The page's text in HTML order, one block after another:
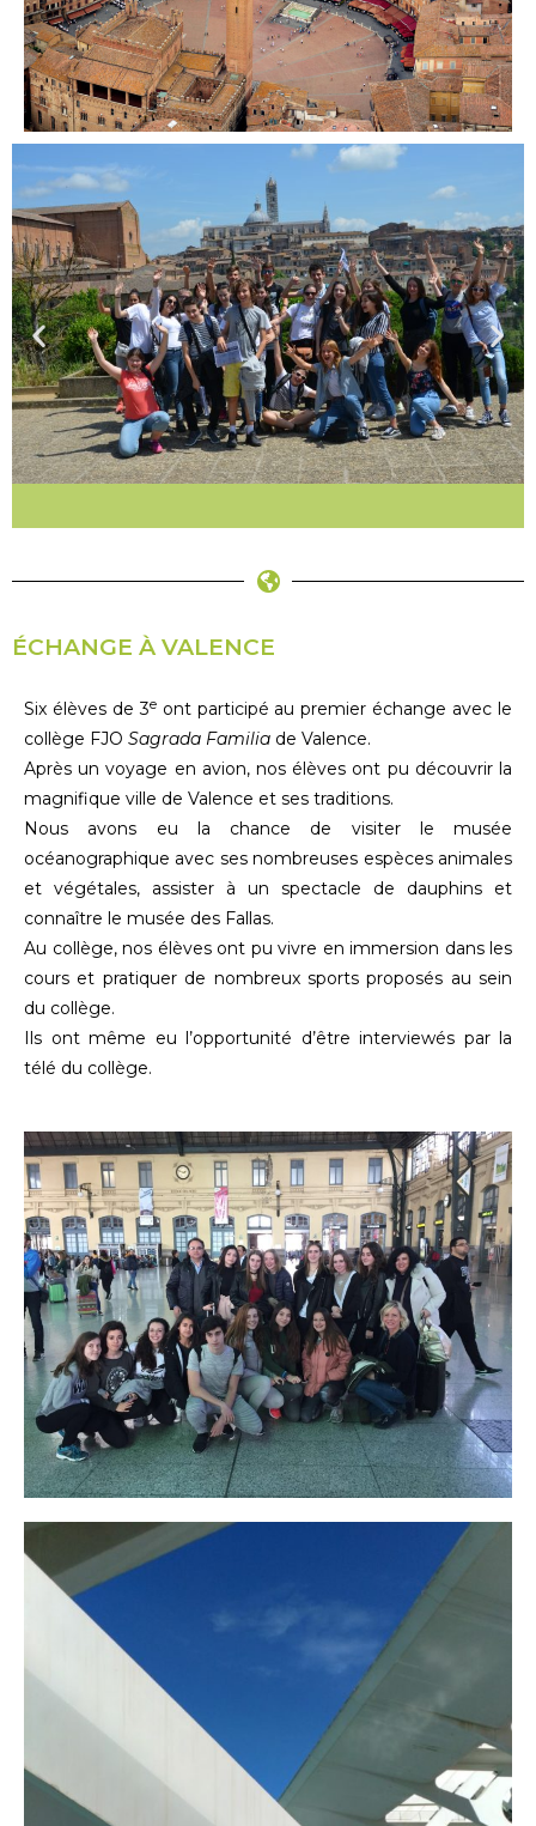
ÉCHANGE À VALENCE
Six élèves de 3eont participé au premier échange avec le
collège FJO Sagrada Familia de Valence.
Après un voyage en avion, nos élèves ont pu découvrir la
magnifique ville de Valence et ses traditions.
Nous avons eu la chance de visiter le musée
océanographique avec ses nombreuses espèces animales
et végétales, assister à un spectacle de dauphins et
connaître le musée des Fallas.
Au collège, nos élèves ont pu vivre en immersion dans les
cours et pratiquer de nombreux sports proposés au sein
du collège.
Ils ont même eu l’opportunité d’être interviewés par la
télé du collège.